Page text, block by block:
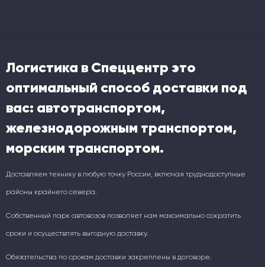
Логистика в Спеццентр это
оптимальный способ доставки под
вас: автотранспортом,
железнодорожным транспортом,
морским транспортом.
Доставляем технику в любую точку России, включая труднодоступные
районы крайнего севера.
Собственный парк автовозов позволяет нам максимально сократить
сроки и осуществлять выгодную доставку.
Обязательства по срокам доставки закреплены в договоре.